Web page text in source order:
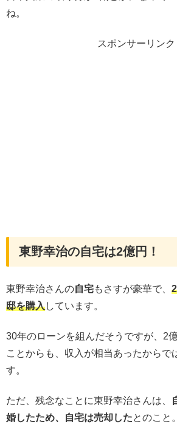
ね。
スポンサーリンク
東野幸治の自宅は2億円！
東野幸治さんの自宅もさすが豪華で、
邸を購入しています。
30年のローンを組んだそうですが、2
ことからも、収入が相当あったからで
す。
ただ、残念なことに東野幸治さんは、
婚したため、自宅は売却したとのこと。